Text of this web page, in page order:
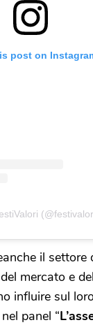
post on
il settore
mercato e
influire sul
panel “